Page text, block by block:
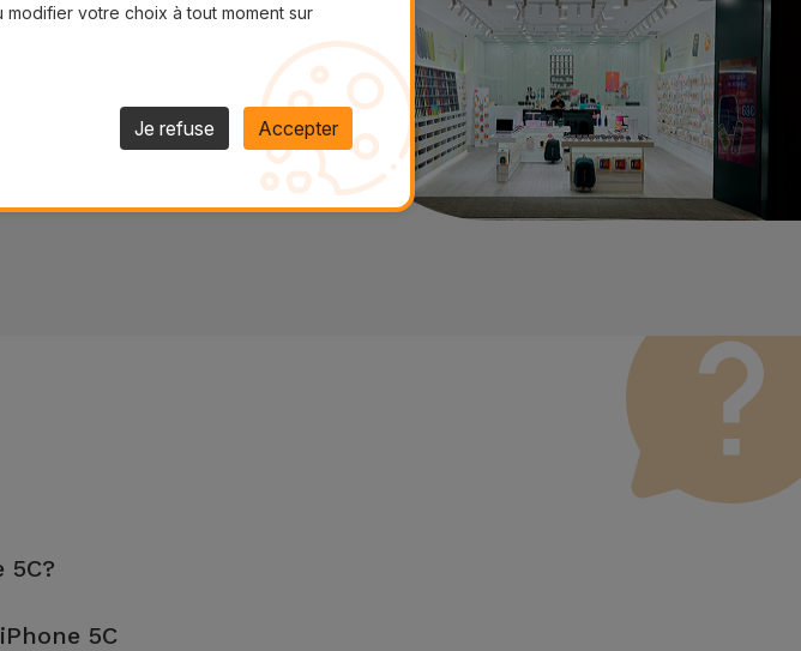
5C
votre choix à tout moment sur
Je refuse Accepter